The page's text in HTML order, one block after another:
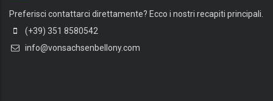
Preferisci contattarci direttamente? Ecco i nostri recapiti principali.
(+39) 351 8580542
info@vonsachsenbellony.com